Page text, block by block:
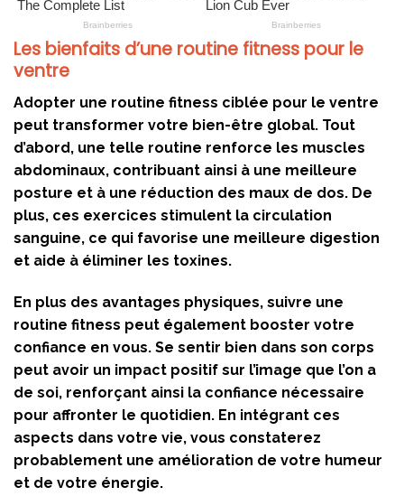
Les bienfaits d’une routine fitness pour le
ventre
Adopter une routine fitness ciblée pour le ventre
peut transformer votre bien-être global. Tout
d’abord, une telle routine renforce les muscles
abdominaux, contribuant ainsi à une meilleure
posture et à une réduction des maux de dos. De
plus, ces exercices stimulent la circulation
sanguine, ce qui favorise une meilleure digestion
et aide à éliminer les toxines.
En plus des avantages physiques, suivre une
routine fitness peut également booster votre
confiance en vous. Se sentir bien dans son corps
peut avoir un impact positif sur l’image que l’on a
de soi, renforçant ainsi la confiance nécessaire
pour affronter le quotidien. En intégrant ces
aspects dans votre vie, vous constaterez
probablement une amélioration de votre humeur
et de votre énergie.